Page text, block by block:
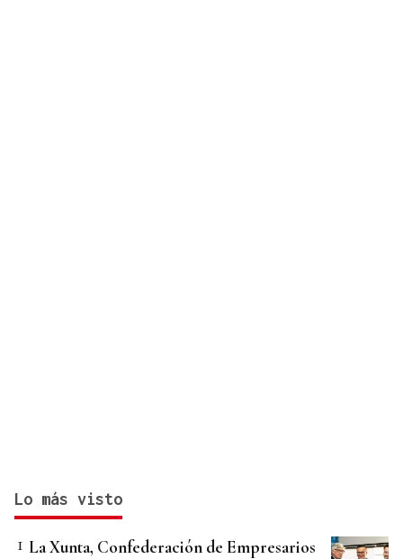
Lo más visto
La Xunta, Confederación de Empresarios